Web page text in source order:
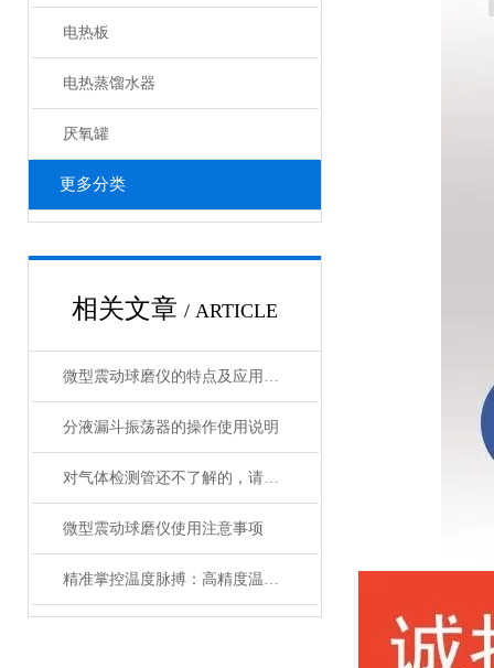
电热板
电热蒸馏水器
厌氧罐
更多分类
相关文章 / ARTICLE
微型震动球磨仪的特点及应用领域说明
分液漏斗振荡器的操作使用说明
对气体检测管还不了解的，请看这里！
微型震动球磨仪使用注意事项
精准掌控温度脉搏：高精度温控仪表补偿温度设置全攻略